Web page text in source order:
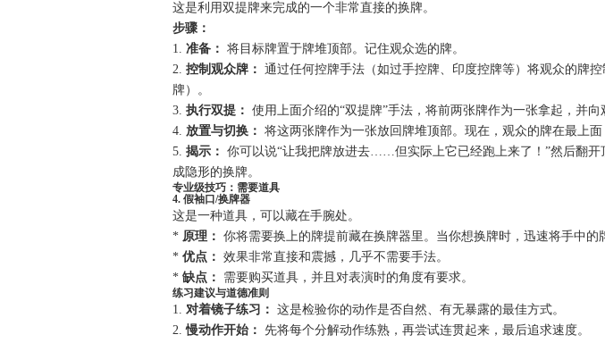
这是利用双提牌来完成的一个非常直接的换牌。
步骤：
1. 准备： 将目标牌置于牌堆顶部。记住观众选的牌。
2. 控制观众牌： 通过任何控牌手法（如过手控牌、印度控牌等）将观众的牌
牌）。
3. 执行双提： 使用上面介绍的“双提牌”手法，将前两张牌作为一张拿起，并向
4. 放置与切换： 将这两张牌作为一张放回牌堆顶部。现在，观众的牌在最上面
5. 揭示： 你可以说“让我把牌放进去……但实际上它已经跑上来了！”然后翻
成隐形的换牌。
专业级技巧：需要道具
4. 假袖口/换牌器
这是一种道具，可以藏在手腕处。
* 原理： 你将需要换上的牌提前藏在换牌器里。当你想换牌时，迅速将手中
* 优点： 效果非常直接和震撼，几乎不需要手法。
* 缺点： 需要购买道具，并且对表演时的角度有要求。
练习建议与道德准则
1. 对着镜子练习： 这是检验你的动作是否自然、有无暴露的最佳方式。
2.慢动作开始： 先将每个分解动作练熟，再尝试连贯起来，最后追求速度。